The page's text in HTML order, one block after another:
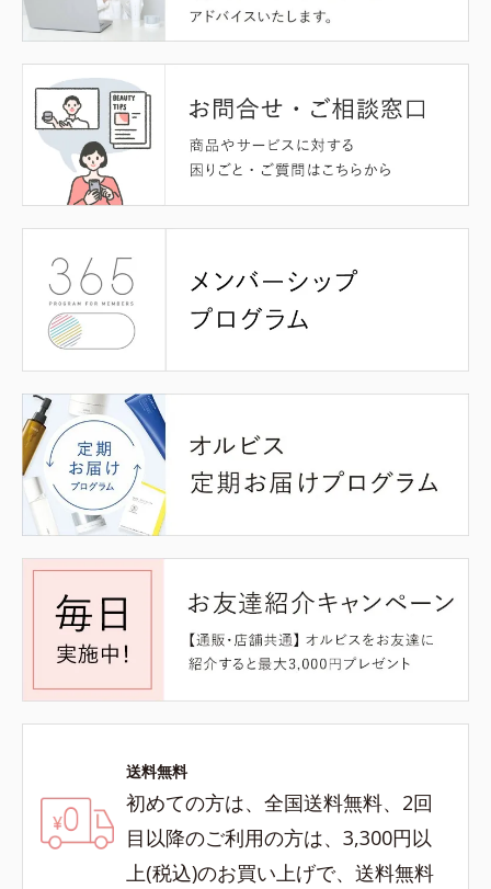
送料無料
初めての方は、全国送料無料、2回
目以降のご利用の方は、3,300円以
上(税込)のお買い上げで、送料無料